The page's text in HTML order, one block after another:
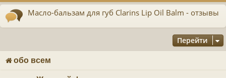
ь
к
н
а
ч
Масло-бальзам для губ Clarins Lip Oil Balm - отзывы
Перейти
обо всем